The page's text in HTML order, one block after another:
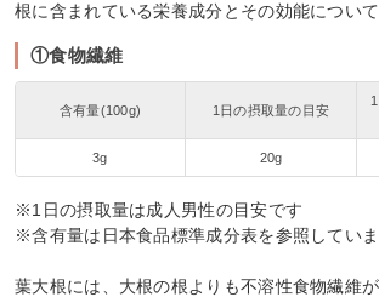
根に含まれている栄養成分とその効能について
①食物繊維
含有量(100g) 1日の摂取量の目安
3g 20g
※1日の摂取量は成人男性の目安です
※含有量は日本食品標準成分表を参照してい
葉大根には、大根の根よりも不溶性食物繊維